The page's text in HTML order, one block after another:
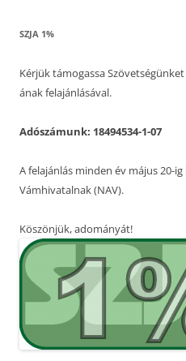
SZJA 1%
Kérjük támogassa
ának felajánlásával.
Adószámunk: 18494534-1-07
A felajánlás minden év május 20-
Vámhivatalnak (NAV).
Köszönjük, adományát!